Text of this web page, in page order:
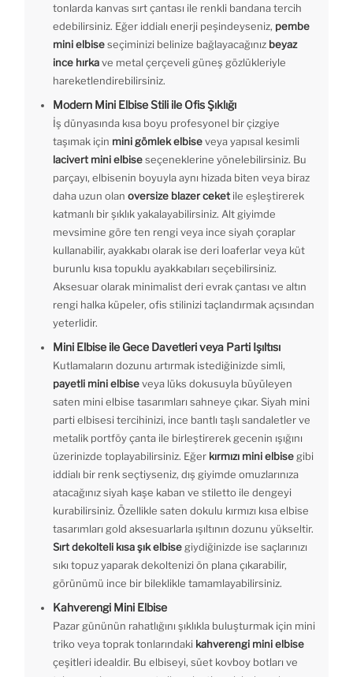
tonlarda kanvas sırt çantası ile renkli bandana tercih
edebilirsiniz. Eğer iddialı enerji peşindeyseniz, pembe
mini elbiseseçiminizi belinize bağlayacağınız beyaz
ince hırkave metal çerçeveli güneş gözlükleriyle
hareketlendirebilirsiniz.
Modern Mini Elbise Stili ile Ofis Şıklığı
İş dünyasında kısa boyu profesyonel bir çizgiye
taşımak için mini gömlek elbiseveya yapısal kesimli
lacivert mini elbiseseçeneklerine yönelebilirsiniz. Bu
parçayı, elbisenin boyuyla aynı hizada biten veya biraz
daha uzun olan oversize blazer ceket ile eşleştirerek
katmanlı bir şıklık yakalayabilirsiniz. Alt giyimde
mevsimine göre ten rengi veya ince siyah çoraplar
kullanabilir, ayakkabı olarak ise deri loaferlar veya küt
burunlu kısa topuklu ayakkabıları seçebilirsiniz.
Aksesuar olarak minimalist deri evrak çantası ve altın
rengi halka küpeler, ofis stilinizi taçlandırmak açısından
yeterlidir.
Mini Elbise ile Gece Davetleri veya Parti Işıltısı
Kutlamaların dozunu artırmak istediğinizde simli,
payetli mini elbiseveya lüks dokusuyla büyüleyen
saten mini elbise tasarımları sahneye çıkar. Siyah mini
parti elbisesi tercihinizi, ince bantlı taşlı sandaletler ve
metalik portföy çanta ile birleştirerek gecenin ışığını
üzerinizde toplayabilirsiniz. Eğer kırmızı mini elbise gibi
iddialı bir renk seçtiyseniz, dış giyimde omuzlarınıza
atacağınız siyah kaşe kaban ve stiletto ile dengeyi
kurabilirsiniz. Özellikle saten dokulu kırmızı kısa elbise
tasarımları gold aksesuarlarla ışıltının dozunu yükseltir.
Sırt dekolteli kısa şık elbise giydiğinizde ise saçlarınızı
sıkı topuz yaparak dekoltenizi ön plana çıkarabilir,
görünümü ince bir bileklikle tamamlayabilirsiniz.
Kahverengi Mini Elbise
Pazar gününün rahatlığını şıklıkla buluşturmak için mini
triko veya toprak tonlarındaki kahverengi mini elbise
çeşitleri idealdir. Bu elbiseyi, süet kovboy botları ve